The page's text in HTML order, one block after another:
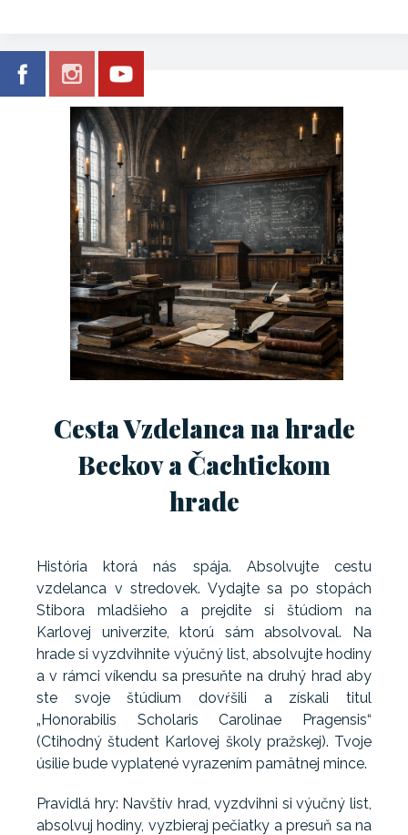
Cesta Vzdelanca na hrade
Beckov a Čachtickom
hrade
História ktorá nás spája. Absolvujte cestu
vzdelanca v stredovek. Vydajte sa po stopách
Stibora mladšieho a prejdite si štúdiom na
Karlovej univerzite, ktorú sám absolvoval. Na
hrade si vyzdvihnite výučný list, absolvujte hodiny
a v rámci víkendu sa presuňte na druhý hrad aby
ste svoje štúdium dovŕšili a získali titul
„Honorabilis Scholaris Carolinae Pragensis“
(Ctihodný študent Karlovej školy pražskej). Tvoje
úsilie bude vyplatené vyrazením pamätnej mince.
Pravidlá hry: Navštív hrad, vyzdvihni si výučný list,
absolvuj hodiny, vyzbieraj pečiatky a presuň sa na